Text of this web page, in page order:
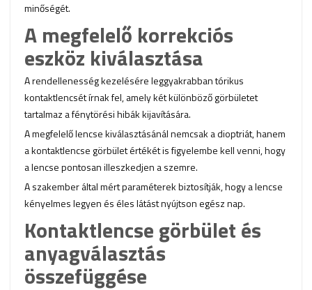
minőségét.
A megfelelő korrekciós
eszköz kiválasztása
A rendellenesség kezelésére leggyakrabban tórikus
kontaktlencsét írnak fel, amely két különböző görbületet
tartalmaz a fénytörési hibák kijavítására.
A megfelelő lencse kiválasztásánál nemcsak a dioptriát, hanem
a kontaktlencse görbület értékét is figyelembe kell venni, hogy
a lencse pontosan illeszkedjen a szemre.
A szakember által mért paraméterek biztosítják, hogy a lencse
kényelmes legyen és éles látást nyújtson egész nap.
Kontaktlencse görbület és
anyagválasztás
összefüggése